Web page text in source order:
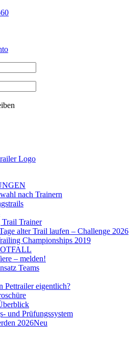
nach Trainern
Trainer
alter Trail laufen – Challenge 2026
Championships 2019
– melden!
Teams
Pettrailer eigentlich?
und Prüfungssystem
2026Neu